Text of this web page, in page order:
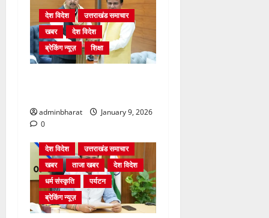
देश विदेश
उत्तराखंड समाचार
खबर
देश विदेश
ब्रेकिंग न्यूज़
शिक्षा
adminbharat
January 9, 2026
0
देश विदेश
उत्तराखंड समाचार
खबर
ताजा खबर
देश विदेश
धर्म संस्कृति
पर्यटन
ब्रेकिंग न्यूज़